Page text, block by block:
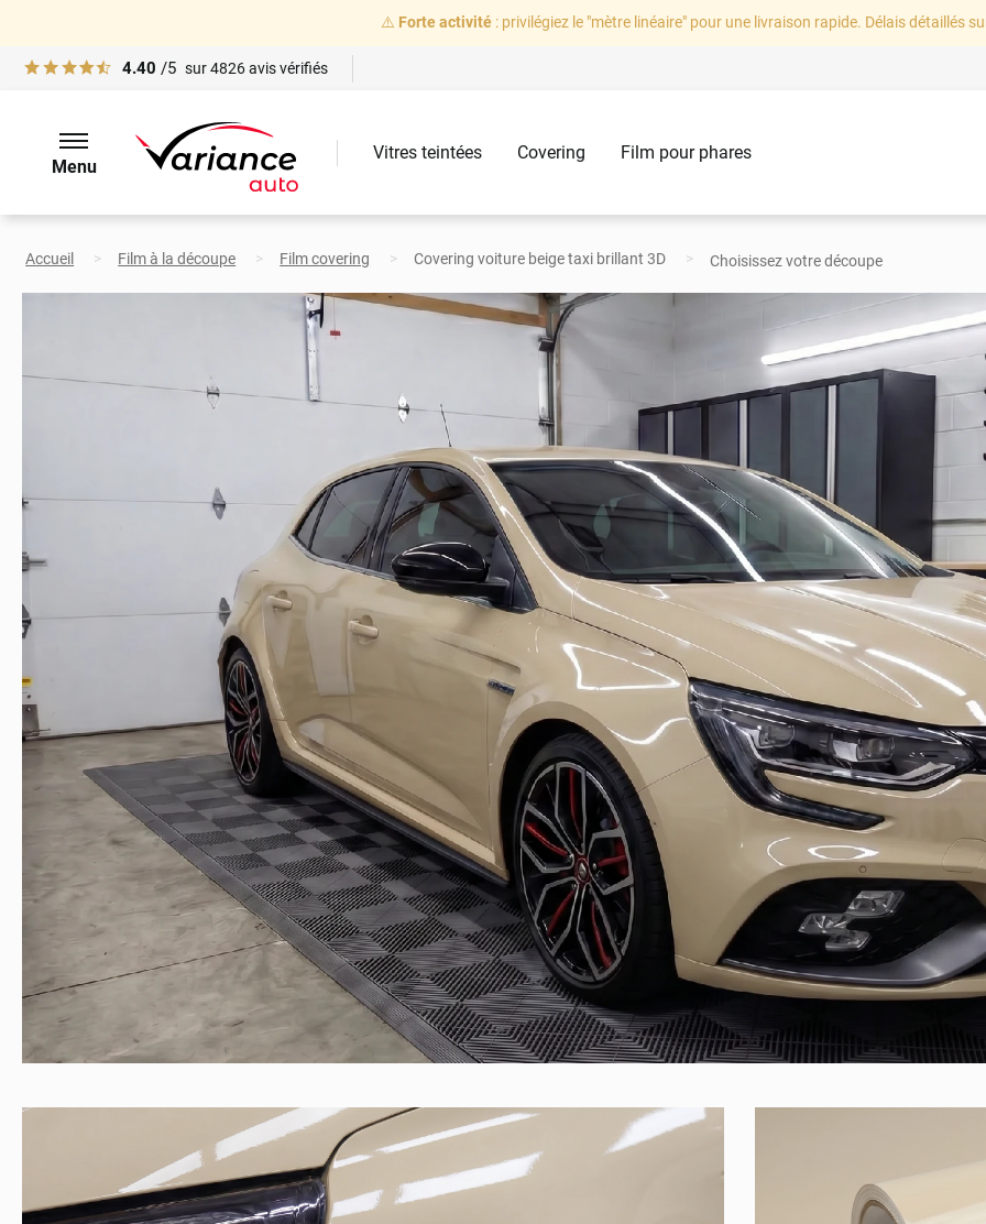
⚠️ Forte activité: privilégiez le "mètre linéaire" pour une livraison rapide. Délais détaillés
4.40 /5 sur4826avis vérifiés
Menu
Vitres teintées Covering Film pour phares
Accueil Film à la découpe Film covering Covering voiture beige taxi brillant 3D Choisissez votre découpe